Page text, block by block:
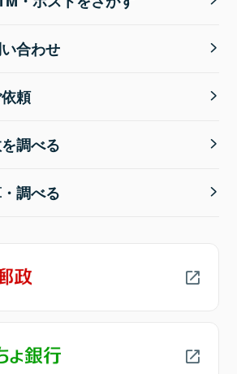
合わせ
頼
調べる
調べる